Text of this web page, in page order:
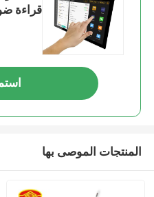
قراءة
المنتجات الموصى بها